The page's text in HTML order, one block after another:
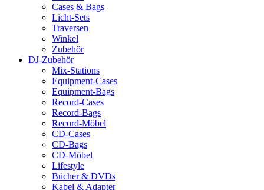
Cases & Bags
Licht-Sets
Traversen
Winkel
Zubehör
DJ-Zubehör
Mix-Stations
Equipment-Cases
Equipment-Bags
Record-Cases
Record-Bags
Record-Möbel
CD-Cases
CD-Bags
CD-Möbel
Lifestyle
Bücher & DVDs
Kabel & Adapter